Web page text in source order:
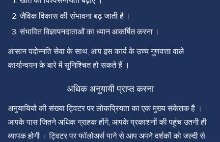
जैविक विकास की संभावना बढ़ जाती है ।
संभावित विज्ञापनदाताओं का ध्यान आकर्षित करना ।
आसान पदोन्नति सेवा के साथ, आप इस कार्य के उच्च गुणवत्ता वाले
कार्यान्वयन के बारे में सुनिश्चित हो सकते हैं ।
अधिक अनुयायी प्राप्त करना
अनुयायियों की संख्या ट्विटर पर लोकप्रियता का एक मुख्य संकेतक है ।
आपके पास जितने अधिक ग्राहक होंगे, आपके प्रकाशनों की पहुंच उतनी ही
व्यापक होगी । ट्विटर पर फॉलोअर्स पाने से आप अपने दर्शकों को जल्दी से